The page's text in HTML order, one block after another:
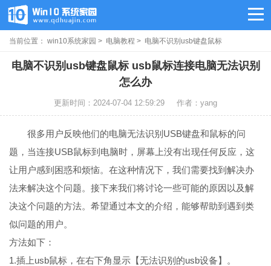
当前位置： win10系统家园 > 电脑教程 > 电脑不识别usb键盘鼠标
电脑不识别usb键盘鼠标 usb鼠标连接电脑无法识别
怎么办
更新时间：2024-07-04 12:59:29 作者：yang
很多用户反映他们的电脑无法识别USB键盘和鼠标的问
题，当连接USB鼠标到电脑时，屏幕上没有出现任何反应，这
让用户感到困惑和烦恼。在这种情况下，我们需要找到解决办
法来解决这个问题。接下来我们将讨论一些可能的原因以及解
决这个问题的方法。希望通过本文的介绍，能够帮助到遇到类
似问题的用户。
方法如下：
1.插上usb鼠标，在右下角显示【无法识别的usb设备】。